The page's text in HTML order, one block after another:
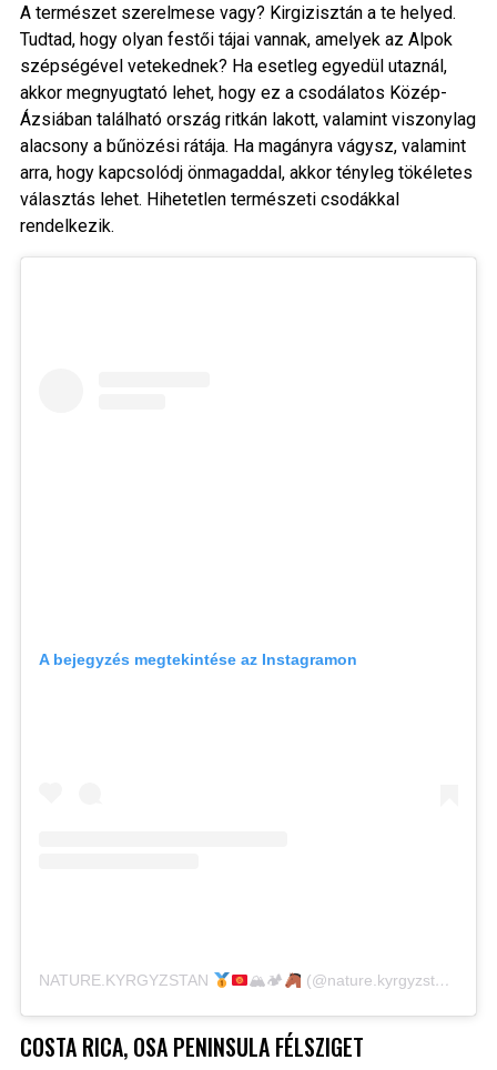
A természet szerelmese vagy? Kirgizisztán a te helyed.
Tudtad, hogy olyan festői tájai vannak, amelyek az Alpok
szépségével vetekednek? Ha esetleg egyedül utaznál,
akkor megnyugtató lehet, hogy ez a csodálatos Közép-
Ázsiában található ország ritkán lakott, valamint viszonylag
alacsony a bűnözési rátája. Ha magányra vágysz, valamint
arra, hogy kapcsolódj önmagaddal, akkor tényleg tökéletes
választás lehet. Hihetetlen természeti csodákkal
rendelkezik.
A bejegyzés megtekintése az Instagramon
NATURE.KYRGYZSTAN 🏔🏕 (@nature.kyrgyzstan) által megosztott bejegyzés
COSTA RICA, OSA PENINSULA FÉLSZIGET